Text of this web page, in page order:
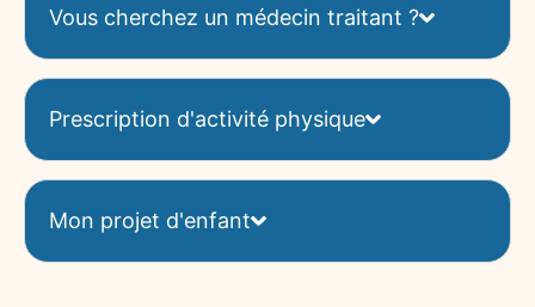
Vous cherchez un médecin traitant ?
Prescription d'activité physique
Mon projet d'enfant